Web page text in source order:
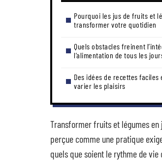
Pourquoi les jus de fruits et
transformer votre quotidien
Quels obstacles freinent
l’alimentation de tous les
Des idées de recettes
varier les plaisirs
Transformer fruits et légumes en
perçue comme une pratique
quels que soient le rythme de vie